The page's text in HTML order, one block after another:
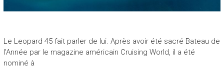
Le Leopard 45 fait parler de lui. Après avoir été sacré Bateau de
l’Année par le magazine américain Cruising World, il a été
nominé à